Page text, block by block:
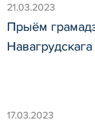
21.03.2023
Прыём
17.03.2023